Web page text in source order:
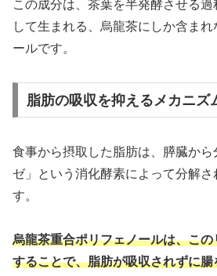
この成分は、茶葉を半発酵させる
して生まれる、烏龍茶にしか含ま
ールです。
脂肪の吸収を抑えるメカニズ
食事から摂取した脂肪は、膵臓か
ゼ」という消化酵素によって分解さ
す。
烏龍茶重合ポリフェノールは、こ
することで、脂肪が吸収されずに